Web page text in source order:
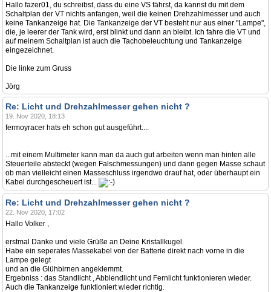
Hallo fazer01, du schreibst, dass du eine VS fährst, da kannst du mit dem
Schaltplan der VT nichts anfangen, weil die keinen Drehzahlmesser und auch
keine Tankanzeige hat. Die Tankanzeige der VT besteht nur aus einer "Lampe",
die, je leerer der Tank wird, erst blinkt und dann an bleibt. Ich fahre die VT und
auf meinem Schaltplan ist auch die Tachobeleuchtung und Tankanzeige
eingezeichnet.
Die linke zum Gruss
Jörg
Re: Licht und Drehzahlmesser gehen nicht ?
19. Nov 2020, 18:13
fermoyracer hats eh schon gut ausgeführt....
...mit einem Multimeter kann man da auch gut arbeiten wenn man hinten alle
Steuerteile absteckt (wegen Falschmessungen) und dann gegen Masse schaut
ob man vielleicht einen Masseschluss irgendwo drauf hat, oder überhaupt ein
Kabel durchgescheuert ist...
Re: Licht und Drehzahlmesser gehen nicht ?
22. Nov 2020, 17:02
Hallo Volker ,
erstmal Danke und viele Grüße an Deine Kristallkugel.
Habe ein seperates Massekabel von der Batterie direkt nach vorne in die
Lampe gelegt
und an die Glühbirnen angeklemmt.
Ergebniss : das Standlicht , Abblendlicht und Fernlicht funktionieren wieder.
Auch die Tankanzeige funktioniert wieder richtig.